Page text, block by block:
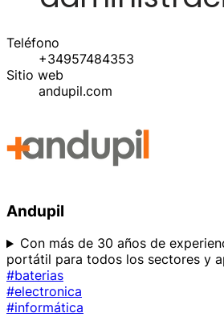
Teléfono
+34957484353
Sitio web
andupil.com
Andupil
Con más de 30 años de
portátil para todos los sectores y
#baterias
#electronica
#informática